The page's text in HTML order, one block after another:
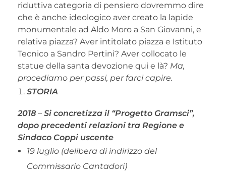
riduttiva categoria di pensiero dovremmo dire
che è anche ideologico aver creato la lapide
monumentale ad Aldo Moro a San Giovanni, e
relativa piazza? Aver intitolato piazza e Istituto
Tecnico a Sandro Pertini? Aver collocato le
statue della santa devozione qui e là? Ma,
procediamo per passi, per farci capire.
STORIA
2018– Si concretizza il “Progetto Gramsci”,
dopo precedenti relazioni tra Regione e
Sindaco Coppi uscente
19 luglio(delibera di indirizzo del
Commissario Cantadori)